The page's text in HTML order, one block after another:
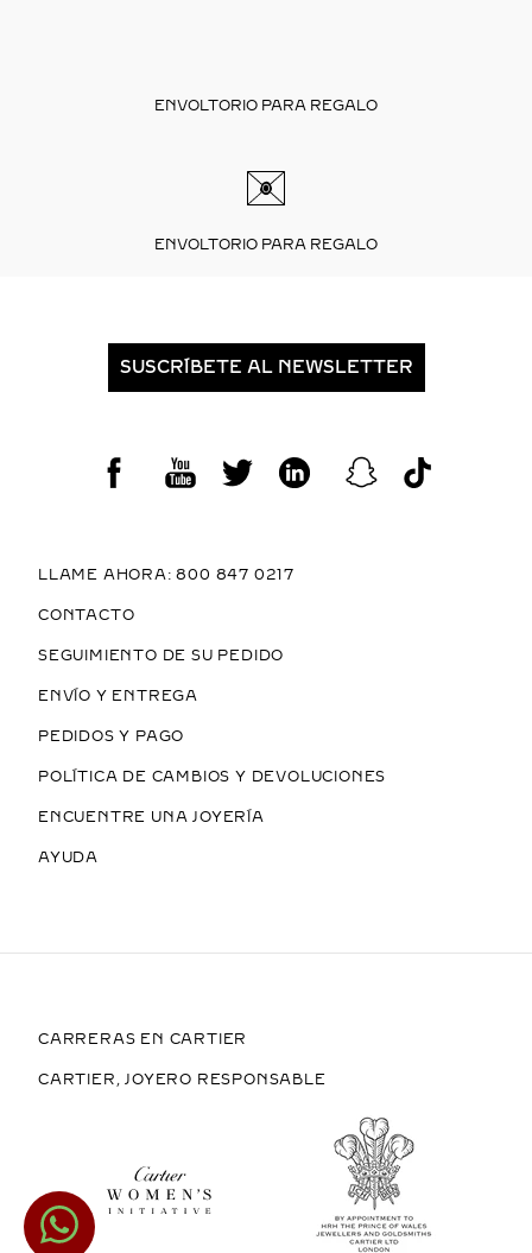
ENVOLTORIO PARA REGALO
ENVOLTORIO PARA REGALO
SUSCRÍBETE AL NEWSLETTER
LLAME AHORA: 800 847 0217
CONTACTO
SEGUIMIENTO DE SU PEDIDO
ENVÍO Y ENTREGA
PEDIDOS Y PAGO
POLÍTICA DE CAMBIOS Y DEVOLUCIONES
ENCUENTRE UNA JOYERÍA
AYUDA
CARRERAS EN CARTIER
CARTIER, JOYERO RESPONSABLE